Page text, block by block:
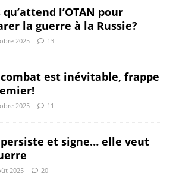
l’OTAN pour
la guerre à la Russie?
2025 13
est inévitable, frappe
2025 11
persiste et signe… elle veut
2025 20